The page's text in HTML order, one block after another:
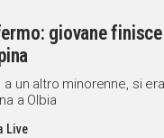
giovane
a un altro minorenne, si
a Olbia
Live